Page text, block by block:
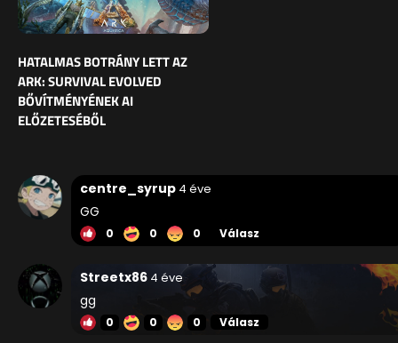
HATALMAS BOTRÁNY LETT AZ
ARK: SURVIVAL EVOLVED
BŐVÍTMÉNYÉNEK AI
ELŐZETESÉBŐL
centre_syrup 4 éve
GG
0 0 0 Válasz
Streetx86 4 éve
gg
0 0 0 Válasz